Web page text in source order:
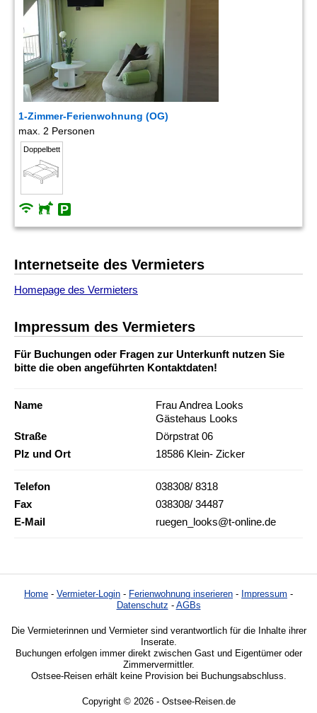
1-Zimmer-Ferienwohnung (OG)
max. 2 Personen
Doppelbett
Internetseite des Vermieters
Homepage des Vermieters
Impressum des Vermieters
Für Buchungen oder Fragen zur Unterkunft nutzen Sie
bitte die oben angeführten Kontaktdaten!
Name
Frau Andrea Looks
Gästehaus Looks
Straße
Dörpstrat 06
Plz und Ort
18586 Klein- Zicker
Telefon
038308/ 8318
Fax
038308/ 34487
E-Mail
ruegen_looks@t-online.de
Home - Vermieter-Login - Ferienwohnung inserieren - Impressum -
Datenschutz - AGBs
Die Vermieterinnen und Vermieter sind verantwortlich für die Inhalte ihrer
Inserate.
Buchungen erfolgen immer direkt zwischen Gast und Eigentümer oder
Zimmervermittler.
Ostsee-Reisen erhält keine Provision bei Buchungsabschluss.
Copyright © 2026 - Ostsee-Reisen.de